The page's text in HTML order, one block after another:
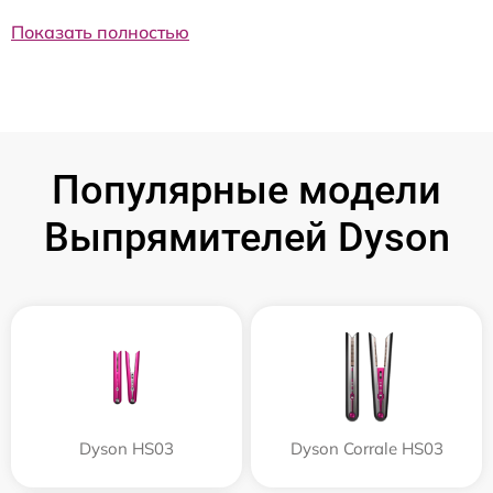
Показать полностью
Популярные модели
Выпрямителей Dyson
Dyson HS03 Dyson Corrale HS03